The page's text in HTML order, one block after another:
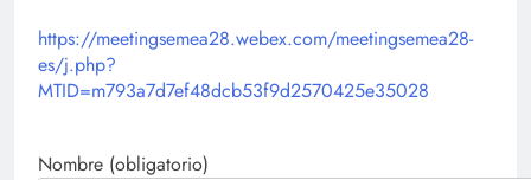
https://meetingsemea28.webex.com/meetingsemea28-
es/j.php?
MTID=m793a7d7ef48dcb53f9d2570425e35028
Nombre (obligatorio)